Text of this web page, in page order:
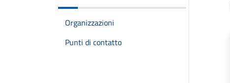
Organizzazioni
Punti di contatto